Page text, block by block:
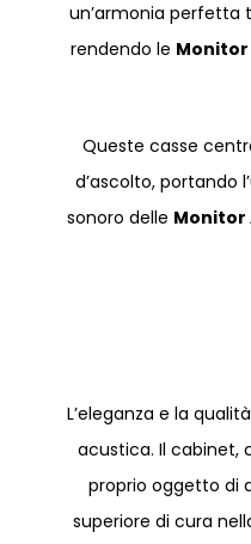
un’armonia perfetta
rendendo le Monitor
Queste casse
d’ascolto, portando
sonoro delle Monitor
L’eleganza e la
acustica. Il cabinet,
proprio oggetto di
superiore di cura